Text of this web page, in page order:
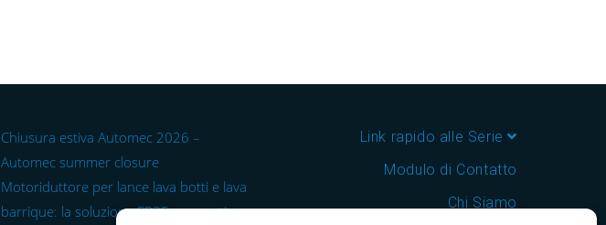
Chiusura estiva Automec 2026 –
Automec summer closure
Motoriduttore per lance lava botti e lava
barrique: la soluzione EP35 per cantine e
Link rapido alle Serie
Modulo di Contatto
Chi Siamo